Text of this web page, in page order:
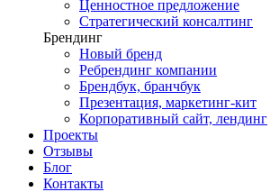
Ценностное предложение
Стратегический консалтинг
Брендинг
Новый бренд
Ребрендинг компании
Брендбук, бранчбук
Презентация, маркетинг-кит
Корпоративный сайт, лендинг
Проекты
Отзывы
Блог
Контакты